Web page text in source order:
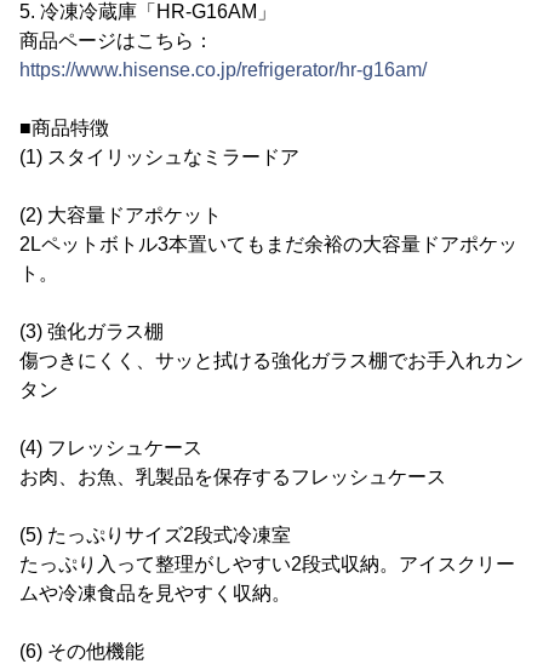
5. 冷凍冷蔵庫「HR-G16AM」
商品ページはこちら：
https://www.hisense.co.jp/refrigerator/hr-g16am/
■商品特徴
(1) スタイリッシュなミラードア
(2) 大容量ドアポケット
2Lペットボトル3本置いてもまだ余裕の大容量ドアポケッ
ト。
(3) 強化ガラス棚
傷つきにくく、サッと拭ける強化ガラス棚でお手入れカン
タン
(4) フレッシュケース
お肉、お魚、乳製品を保存するフレッシュケース
(5) たっぷりサイズ2段式冷凍室
たっぷり入って整理がしやすい2段式収納。アイスクリー
ムや冷凍食品を見やすく収納。
(6) その他機能